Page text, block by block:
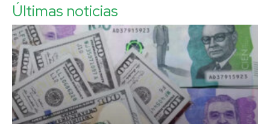
Últimas noticias